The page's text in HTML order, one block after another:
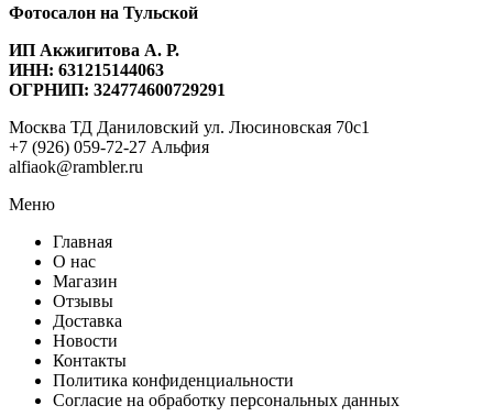
690,00 ₽
Фотосалон на Тульской
ИП Акжигитова А. Р.
ИНН: 631215144063
ОГРНИП: 324774600729291
Москва ТД Даниловский ул. Люсиновская 70с1
+7 (926) 059-72-27 Альфия
alfiaok@rambler.ru
Меню
Главная
О нас
Магазин
Отзывы
Доставка
Новости
Контакты
Политика конфиденциальности
Согласие на обработку персональных данных